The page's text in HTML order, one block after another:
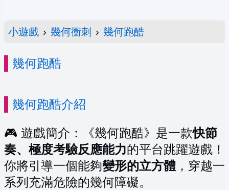
小遊戲 › 幾何衝刺 › 幾何跑酷
幾何跑酷
幾何跑酷介紹
🎮 遊戲簡介：《幾何跑酷》是一款快節
奏、極度考驗反應能力的平台跳躍遊戲！
你將引導一個能夠變形的立方體 ，穿越一
系列充滿危險的幾何障礙。